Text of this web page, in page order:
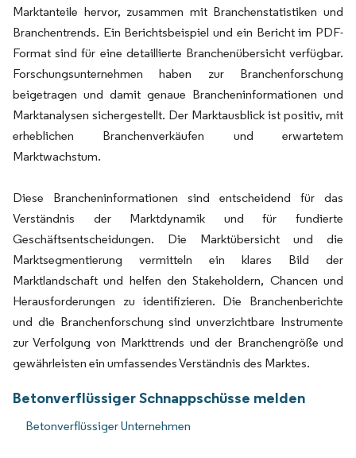
Marktanteile hervor, zusammen mit Branchenstatistiken und
Branchentrends. Ein Berichtsbeispiel und ein Bericht im PDF-
Format sind für eine detaillierte Branchenübersicht verfügbar.
Forschungsunternehmen haben zur Branchenforschung
beigetragen und damit genaue Brancheninformationen und
Marktanalysen sichergestellt. Der Marktausblick ist positiv, mit
erheblichen Branchenverkäufen und erwartetem
Marktwachstum.
Diese Brancheninformationen sind entscheidend für das
Verständnis der Marktdynamik und für fundierte
Geschäftsentscheidungen. Die Marktübersicht und die
Marktsegmentierung vermitteln ein klares Bild der
Marktlandschaft und helfen den Stakeholdern, Chancen und
Herausforderungen zu identifizieren. Die Branchenberichte
und die Branchenforschung sind unverzichtbare Instrumente
zur Verfolgung von Markttrends und der Branchengröße und
gewährleisten ein umfassendes Verständnis des Marktes.
Betonverflüssiger Schnappschüsse melden
Betonverflüssiger Unternehmen